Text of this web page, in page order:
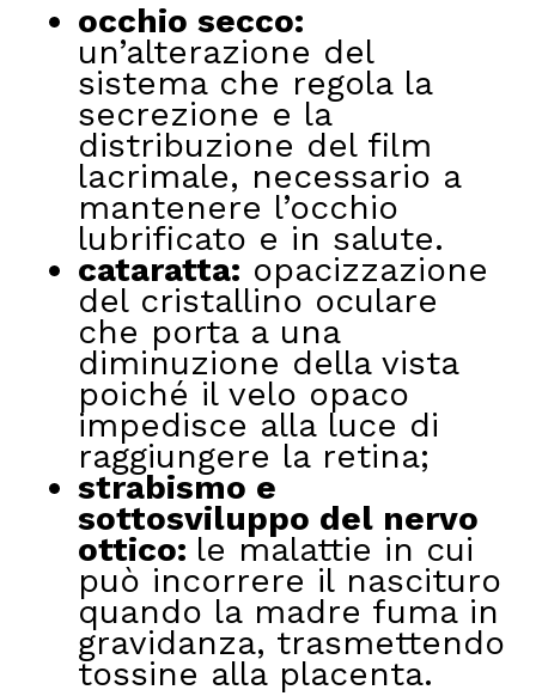
occhio secco:
un’alterazione del
sistema che regola la
secrezione e la
distribuzione del film
lacrimale, necessario a
mantenere l’occhio
lubrificato e in salute.
cataratta: opacizzazione
del cristallino oculare
che porta a una
diminuzione della vista
poiché il velo opaco
impedisce alla luce di
raggiungere la retina;
strabismo e
sottosviluppo del nervo
ottico: le malattie in cui
può incorrere il nascituro
quando la madre fuma in
gravidanza, trasmettendo
tossine alla placenta.